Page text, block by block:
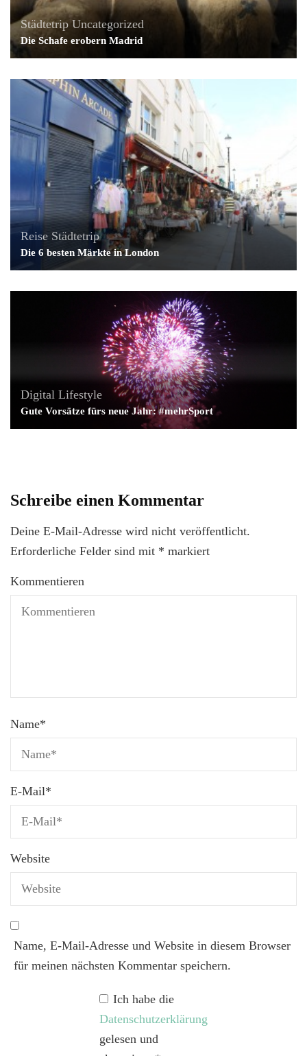
Städtetrip Uncategorized
Die Schafe erobern Madrid
Reise Städtetrip
Die 6 besten Märkte in London
Digital Lifestyle
Gute Vorsätze fürs neue Jahr: #mehrSport
Schreibe einen Kommentar
Deine E-Mail-Adresse wird nicht veröffentlicht.
Erforderliche Felder sind mit * markiert
Kommentieren
Name*
E-Mail*
Website
Name, E-Mail-Adresse und Website in diesem Browser
für meinen nächsten Kommentar speichern.
Ich habe die
Datenschutzerklärung
gelesen und